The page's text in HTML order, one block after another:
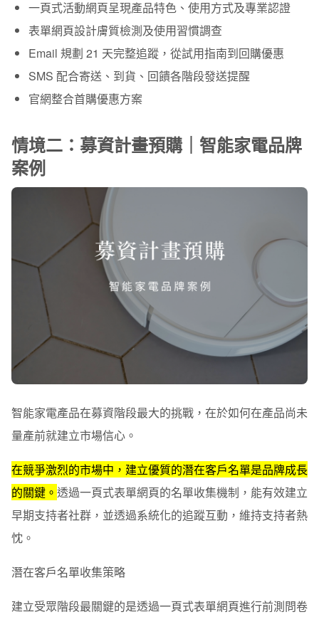
一頁式活動網頁呈現產品特色、使用方式及專業認證
表單網頁設計膚質檢測及使用習慣調查
Email 規劃 21 天完整追蹤，從試用指南到回購優惠
SMS 配合寄送、到貨、回饋各階段發送提醒
官網整合首購優惠方案
情境二：募資計畫預購｜智能家電品牌
案例
智能家電產品在募資階段最大的挑戰，在於如何在產品尚未
量產前就建立市場信心。
在競爭激烈的市場中，建立優質的潛在客戶名單是品牌成長
的關鍵。 透過一頁式表單網頁的名單收集機制，能有效建立
早期支持者社群，並透過系統化的追蹤互動，維持支持者熱
忱。
潛在客戶名單收集策略
建立受眾階段最關鍵的是透過一頁式表單網頁進行前測問卷